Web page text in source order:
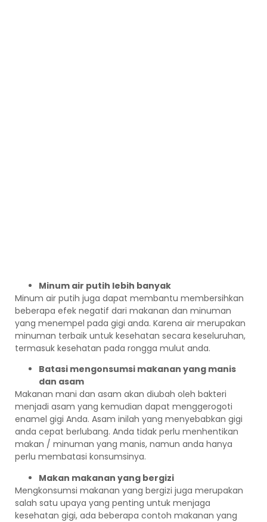
Minum air putih lebih banyak
Minum air putih juga dapat membantu membersihkan
beberapa efek negatif dari makanan dan minuman
yang menempel pada gigi anda. Karena air merupakan
minuman terbaik untuk kesehatan secara keseluruhan,
termasuk kesehatan pada rongga mulut anda.
Batasi mengonsumsi makanan yang manis
dan asam
Makanan mani dan asam akan diubah oleh bakteri
menjadi asam yang kemudian dapat menggerogoti
enamel gigi Anda. Asam inilah yang menyebabkan gigi
anda cepat berlubang. Anda tidak perlu menhentikan
makan / minuman yang manis, namun anda hanya
perlu membatasi konsumsinya.
Makan makanan yang bergizi
Mengkonsumsi makanan yang bergizi juga merupakan
salah satu upaya yang penting untuk menjaga
kesehatan gigi, ada beberapa contoh makanan yang